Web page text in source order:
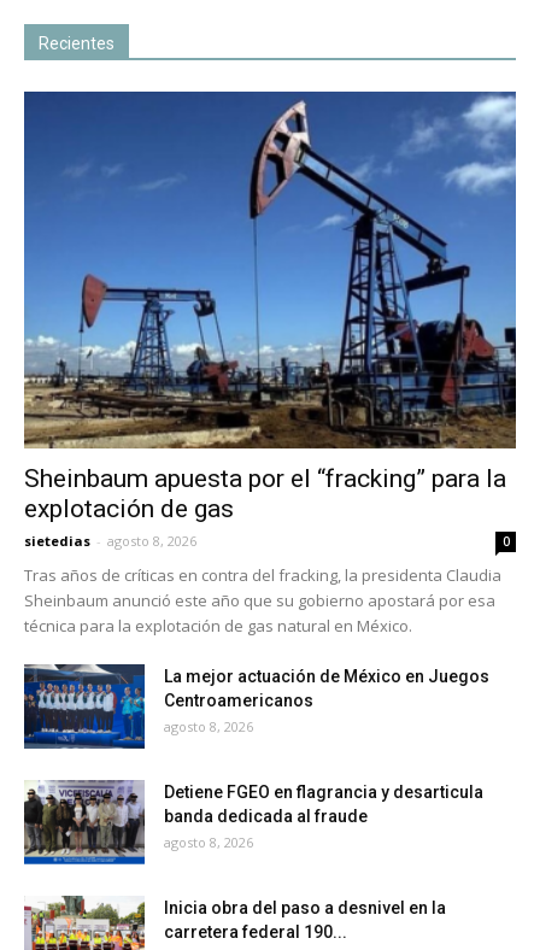
Recientes
Sheinbaum apuesta por el “fracking” para la
explotación de gas
sietedias - agosto 8, 2026 0
Tras años de críticas en contra del fracking, la presidenta Claudia
Sheinbaum anunció este año que su gobierno apostará por esa
técnica para la explotación de gas natural en México.
La mejor actuación de México en Juegos
Centroamericanos
agosto 8, 2026
Detiene FGEO en flagrancia y desarticula
banda dedicada al fraude
agosto 8, 2026
Inicia obra del paso a desnivel en la
carretera federal 190...